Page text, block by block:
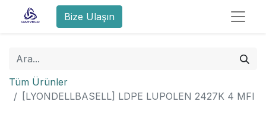
Bize Ulaşın
Tüm Ürünler
[LYONDELLBASELL] LDPE LUPOLEN 2427K 4 MFI